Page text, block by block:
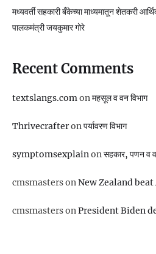
मध्यवर्ती सहकारी बँकेच्या माध्यमातून शेतकरी
पालकमंत्री जयकुमार गोरे
Recent Comments
textslangs.comonमहसूल व वन विभाग
Thrivecrafteronपर्यावरण विभाग
symptomsexplainonसहकार, पणन व
cmsmastersonNew Zealand
cmsmastersonPresident Biden